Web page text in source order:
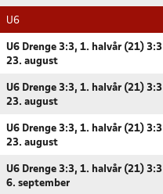
U6
U6 Drenge 3:3, 1. halvår (21) 3:3
23. august
U6 Drenge 3:3, 1. halvår (21) 3:3
23. august
U6 Drenge 3:3, 1. halvår (21) 3:3
23. august
U6 Drenge 3:3, 1. halvår (21) 3:3
6. september